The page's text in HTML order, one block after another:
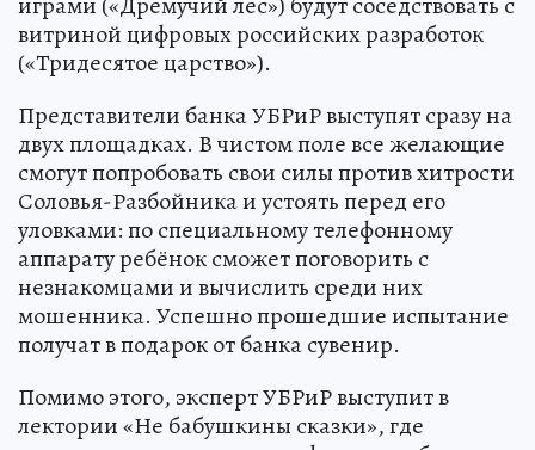
витриной цифровых российских разработок
(«Тридесятое царство»).
Представители банка УБРиР выступят сразу на
двух площадках. В чистом поле все желающие
смогут попробовать свои силы против хитрости
Соловья-Разбойника и устоять перед его
уловками: по специальному телефонному
аппарату ребёнок сможет поговорить с
незнакомцами и вычислить среди них
мошенника. Успешно прошедшие испытание
получат в подарок от банка сувенир.
Помимо этого, эксперт УБРиР выступит в
лектории «Не бабушкины сказки», где